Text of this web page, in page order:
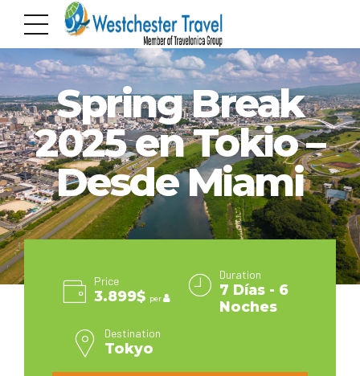
TOKYO
Spring Break
2025 en Tokio –
Desde Miami
Price
3.899$ per
Duration
7 Días - 6
Noches
Destination
Tokyo